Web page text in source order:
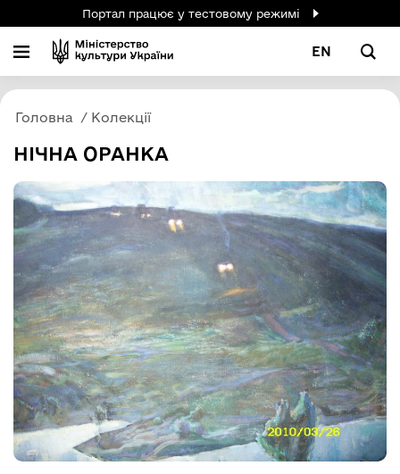
Портал працює у тестовому режимі
EN
Головна Колекції
НІЧНА ОРАНКА